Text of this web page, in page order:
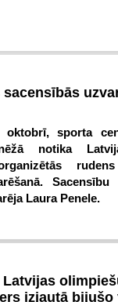
oktobrī, sporta
notika
Sacensību
Laura Penele.
Latvijas
izjautā bijušo